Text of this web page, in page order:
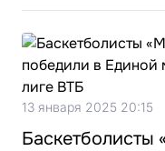
13 января 2025 20:15